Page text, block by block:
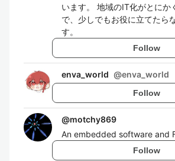
います。 地域のIT化がとにか
で、少しでもお役に立てたら
す。
Follow
enva_world @enva_world
Follow
@motchy869
An embedded software and
Follow